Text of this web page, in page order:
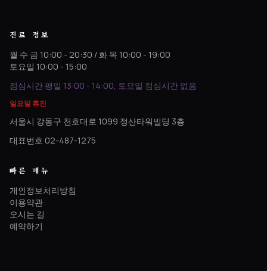
진료 정보
월·수·금 10:00 - 20:30 / 화·목 10:00 - 19:00
토요일 10:00 - 15:00
점심시간 평일 13:00 - 14:00, 토요일 점심시간 없음
일요일 휴진
서울시 강동구 천호대로 1099 정산타워빌딩 3층
대표번호 02-487-1275
빠른 메뉴
개인정보처리방침
이용약관
오시는 길
예약하기